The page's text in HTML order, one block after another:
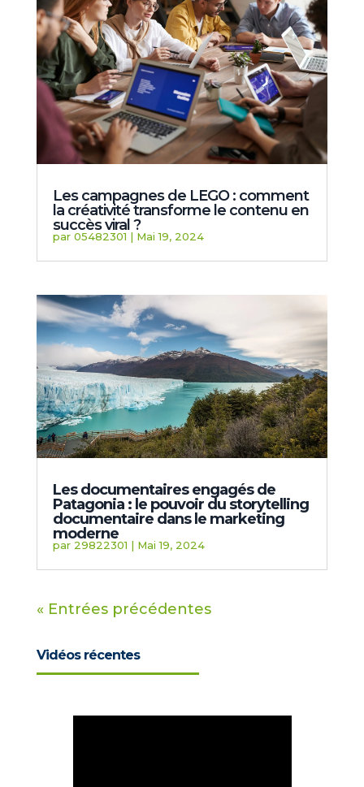
Les campagnes de LEGO : comment
la créativité transforme le contenu en
succès viral ?
par 05482301 | Mai 19, 2024
Les documentaires engagés de
Patagonia : le pouvoir du storytelling
documentaire dans le marketing
moderne
par 29822301 | Mai 19, 2024
« Entrées précédentes
Vidéos récentes